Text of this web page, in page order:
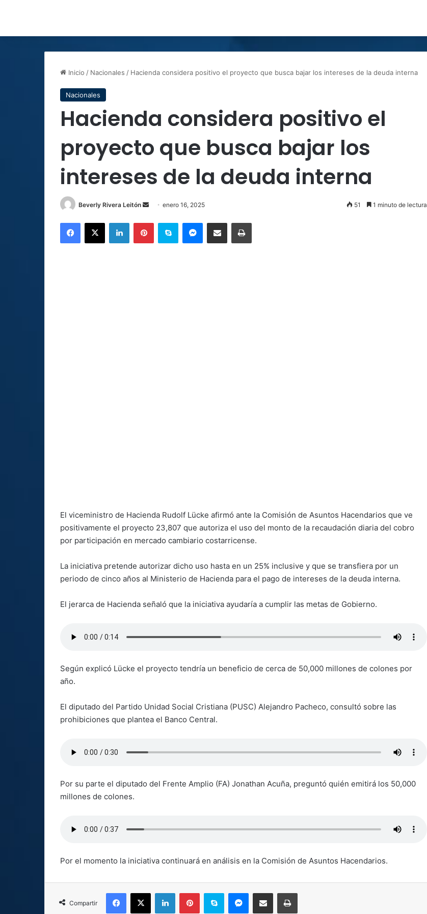
Inicio / Nacionales / Hacienda considera positivo el proyecto que busca bajar los intereses de la deuda interna
Nacionales
Hacienda considera positivo el
proyecto que busca bajar los
intereses de la deuda interna
Beverly Rivera Leitón
Sendenero 16, 2025 51 1 minuto de lectura
Facebook
X LinkedInPinterestSkype MessengerCompartir por correo electrónicoImprimir
El viceministro de Hacienda Rudolf Lücke afirmó ante la Comisión de Asuntos Hacendarios que ve
positivamente el proyecto 23,807 que autoriza el uso del monto de la recaudación diaria del cobro
por participación en mercado cambiario costarricense.
La iniciativa pretende autorizar dicho uso hasta en un 25% inclusive y que se transfiera por un
periodo de cinco años al Ministerio de Hacienda para el pago de intereses de la deuda interna.
El jerarca de Hacienda señaló que la iniciativa ayudaría a cumplir las metas de Gobierno.
Según explicó Lücke el proyecto tendría un beneficio de cerca de 50,000 millones de colones por
año.
El diputado del Partido Unidad Social Cristiana (PUSC) Alejandro Pacheco, consultó sobre las
prohibiciones que plantea el Banco Central.
Por su parte el diputado del Frente Amplio (FA) Jonathan Acuña, preguntó quién emitirá los 50,000
millones de colones.
Por el momento la iniciativa continuará en análisis en la Comisión de Asuntos Hacendarios.
Compartir
Facebook
X LinkedInPinterestSkype MessengerCompartir por correo electrónicoImprimir